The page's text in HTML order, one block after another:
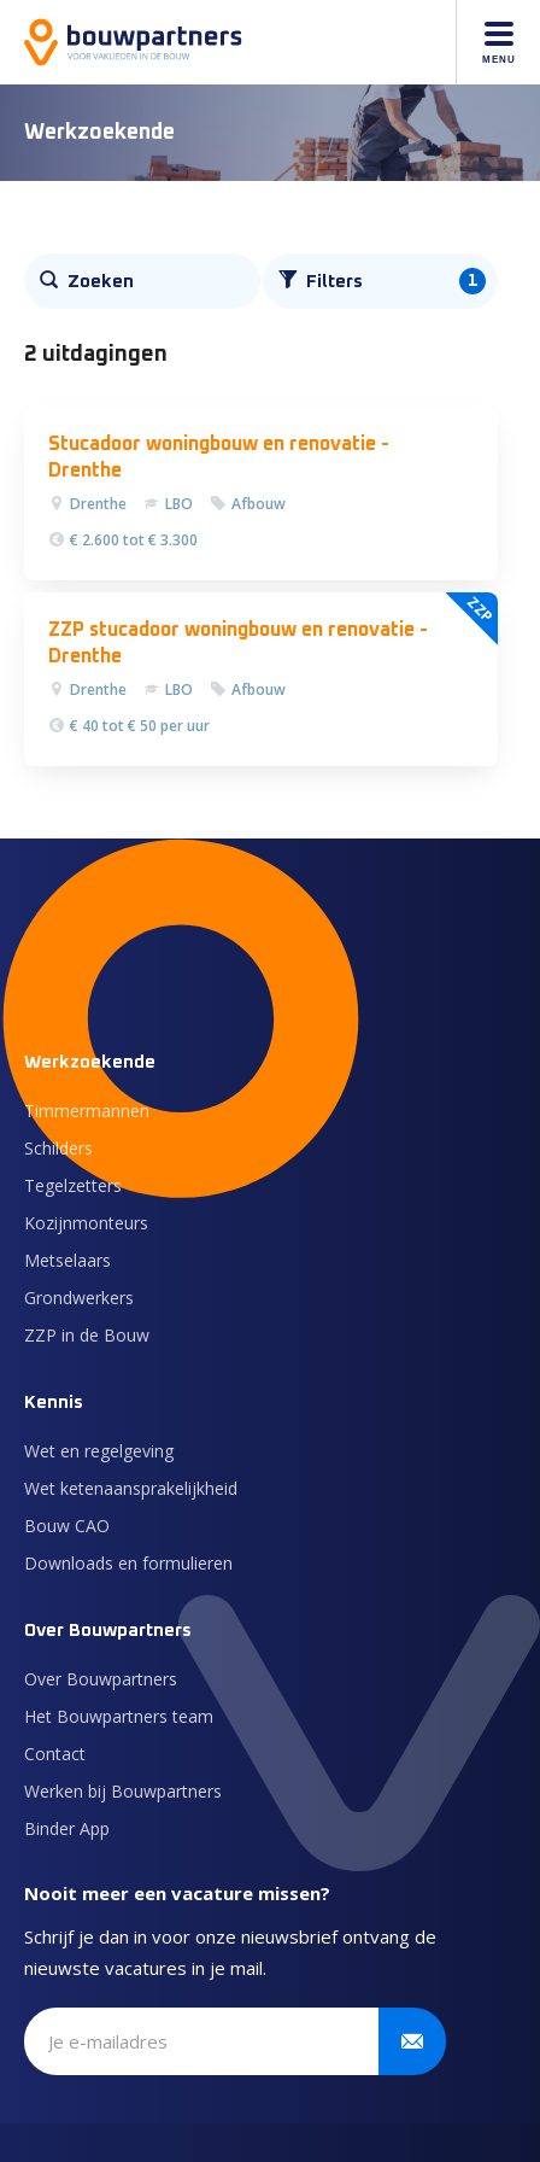
MENU
Werkzoekende
Alle
2 uitdagingen
Zoeken Filters 1
Stucadoor woningbouw en renovatie -
Drenthe
Drenthe LBO
Afbouw
€ 2.600 tot € 3.300
ZZP stucadoor woningbouw en renovatie -
Drenthe
Drenthe LBO
Afbouw
€ 40 tot € 50 per uur
ZZP
Werkzoekende
Timmermannen
Schilders
Tegelzetters
Kozijnmonteurs
Metselaars
Grondwerkers
ZZP in de Bouw
Kennis
Wet en regelgeving
Wet ketenaansprakelijkheid
Bouw CAO
Downloads en formulieren
Over Bouwpartners
Over Bouwpartners
Het Bouwpartners team
Contact
Werken bij Bouwpartners
Binder App
Nooit meer een vacature missen?
Schrijf je dan in voor onze nieuwsbrief ontvang de
nieuwste vacatures in je mail.
Schrijf je in voor onze nieuwsbrief